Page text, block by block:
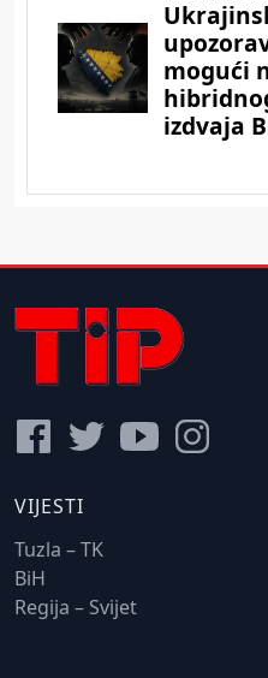
VIJESTI
Tuzla – TK
BiH
Regija – Svijet